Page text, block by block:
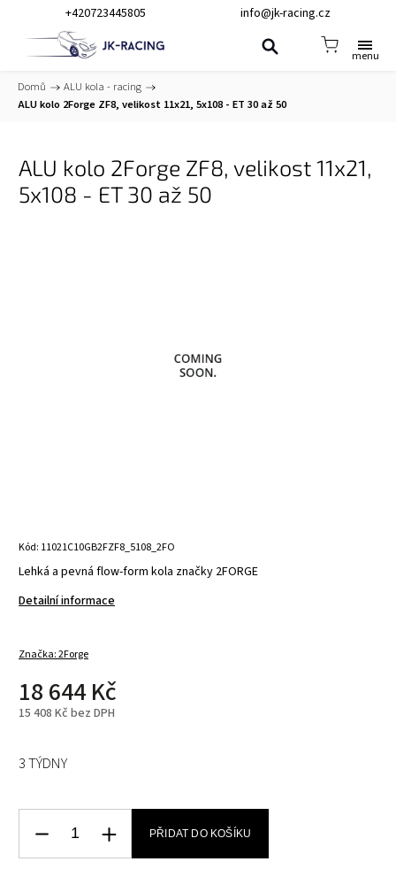
+420723445805 info@jk-racing.cz
Domů / ALU kola - racing /
ALU kolo 2Forge ZF8, velikost 11x21, 5x108 - ET 30 až 50
ALU kolo 2Forge ZF8, velikost 11x21,
5x108 - ET 30 až 50
Kód: 11021C10GB2FZF8_5108_2FO
Lehká a pevná flow-form kola značky 2FORGE
Detailní informace
Značka:2Forge
18 644 Kč
15 408 Kč bez DPH
3 TÝDNY
PŘIDAT DO KOŠÍKU